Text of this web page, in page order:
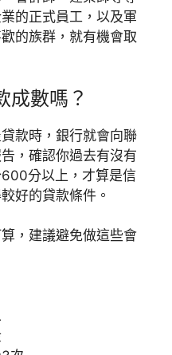
的正式員工，以及軍
的族群，就有機會取
成數嗎？
款時，銀行就會向聯
，確認你過去有沒有
分以上，才算是信
好的貸款條件。
，建議避免做這些會